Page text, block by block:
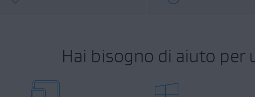
Hai bisogno di aiuto per